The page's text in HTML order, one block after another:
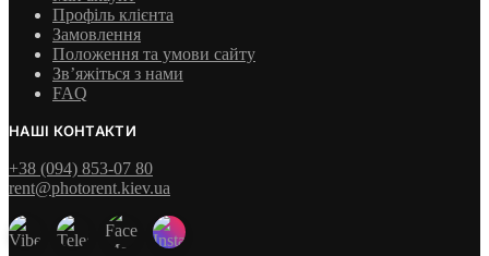
Профіль клієнта
Замовлення
Положення та умови сайту
Зв’яжіться з нами
FAQ
НАШІ КОНТАКТИ
+38 (094) 853-07 80
rent@photorent.kiev.ua